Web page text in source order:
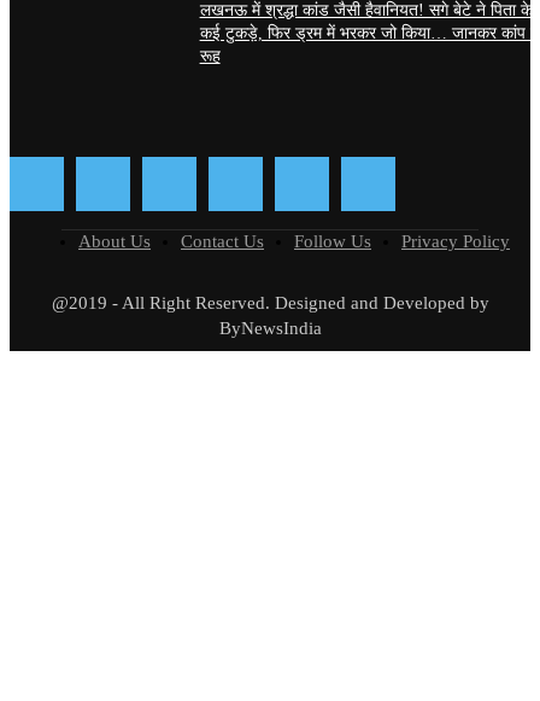
लखनऊ में श्रद्धा कांड जैसी हैवानियत! सगे बेटे ने पिता के
कई टुकड़े, फिर ड्रम में भरकर जो किया… जानकर कांप
रूह
About Us Contact Us Follow Us Privacy Policy
@2019 - All Right Reserved. Designed and Developed by
ByNewsIndia